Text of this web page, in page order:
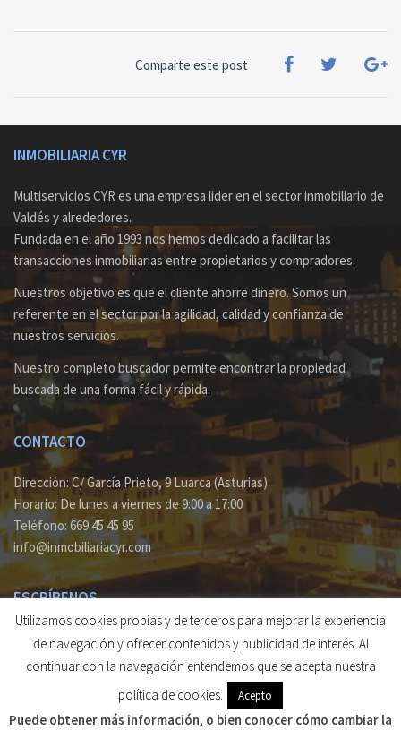
Comparte este post
INMOBILIARIA CYR
Multiservicios CYR es una empresa lider en el sector inmobiliario de
Valdés y alrededores.
Fundada en el año 1993 nos hemos dedicado a facilitar las
transacciones inmobiliarias entre propietarios y compradores.
Nuestros objetivo es que el cliente ahorre dinero. Somos un
referente en el sector por la agilidad, calidad y confianza de
nuestros servicios.
Nuestro completo buscador permite encontrar la propiedad
buscada de una forma fácil y rápida.
CONTACTO
Dirección: C/ García Prieto, 9 Luarca (Asturias)
Horario: De lunes a viernes de 9:00 a 17:00
Teléfono: 669 45 45 95
info@inmobiliariacyr.com
ESCRÍBENOS
Si deseas recibir información acerca de nuestra actividad o
consultar sobre alguna propiedad envía unemail y te
© 2026 Inmobiliaria Cyr. Todos los derechos reservados.
Utilizamos cookies propias y de terceros para mejorar la experiencia
de navegación y ofrecer contenidos y publicidad de interés. Al
continuar con la navegación entendemos que se acepta nuestra
política de cookies.
Acepto
Puede obtener más información, o bien conocer cómo cambiar la